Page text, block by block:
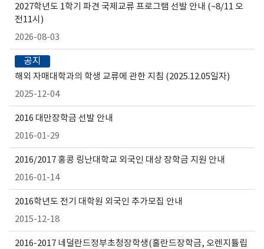
2027학년도 1학기 파견 국제교류 프로그램 선발 안내 (~8/11 오
전11시)
2026-08-03
공지
해외 자매대학과의 학생 교류에 관한 지침 (2025.12.05일자)
2025-12-04
2016 대만장학금 선발 안내
2016-01-29
2016/2017 홍콩 링난대학교 외국인 대상 장학금 지원 안내
2016-01-14
2016학년도 전기 대학원 외국인 추가모집 안내
2015-12-18
2016-2017 네덜란드정부초청장학생(홀란드장학금, 오렌지튤립